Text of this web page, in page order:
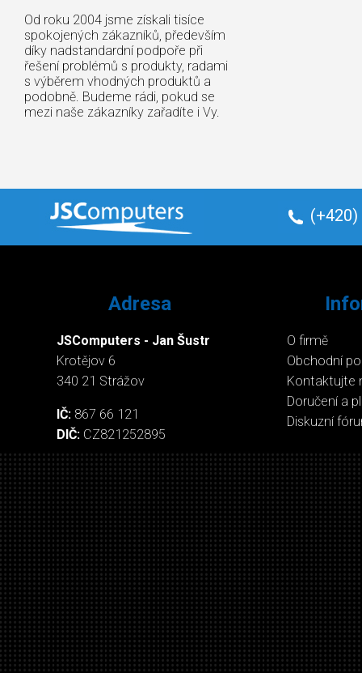
Od roku 2004 jsme získali tisíce
spokojených zákazníků, především
díky nadstandardní podpoře při
řešení problémů s produkty, radami
s výběrem vhodných produktů a
podobně. Budeme rádi, pokud se
mezi naše zákazníky zařadíte i Vy.
(+420)
Adresa
JSComputers - Jan Šustr
Krotějov 6
340 21 Strážov
IČ: 867 66 121
DIČ: CZ821252895
O firmě
Obchodní
Kontaktujte
Doručení a
Diskuzní